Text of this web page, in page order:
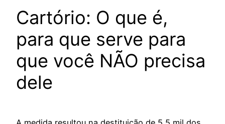
Cartório: O que é,
para que serve para
que você NÃO precisa
dele